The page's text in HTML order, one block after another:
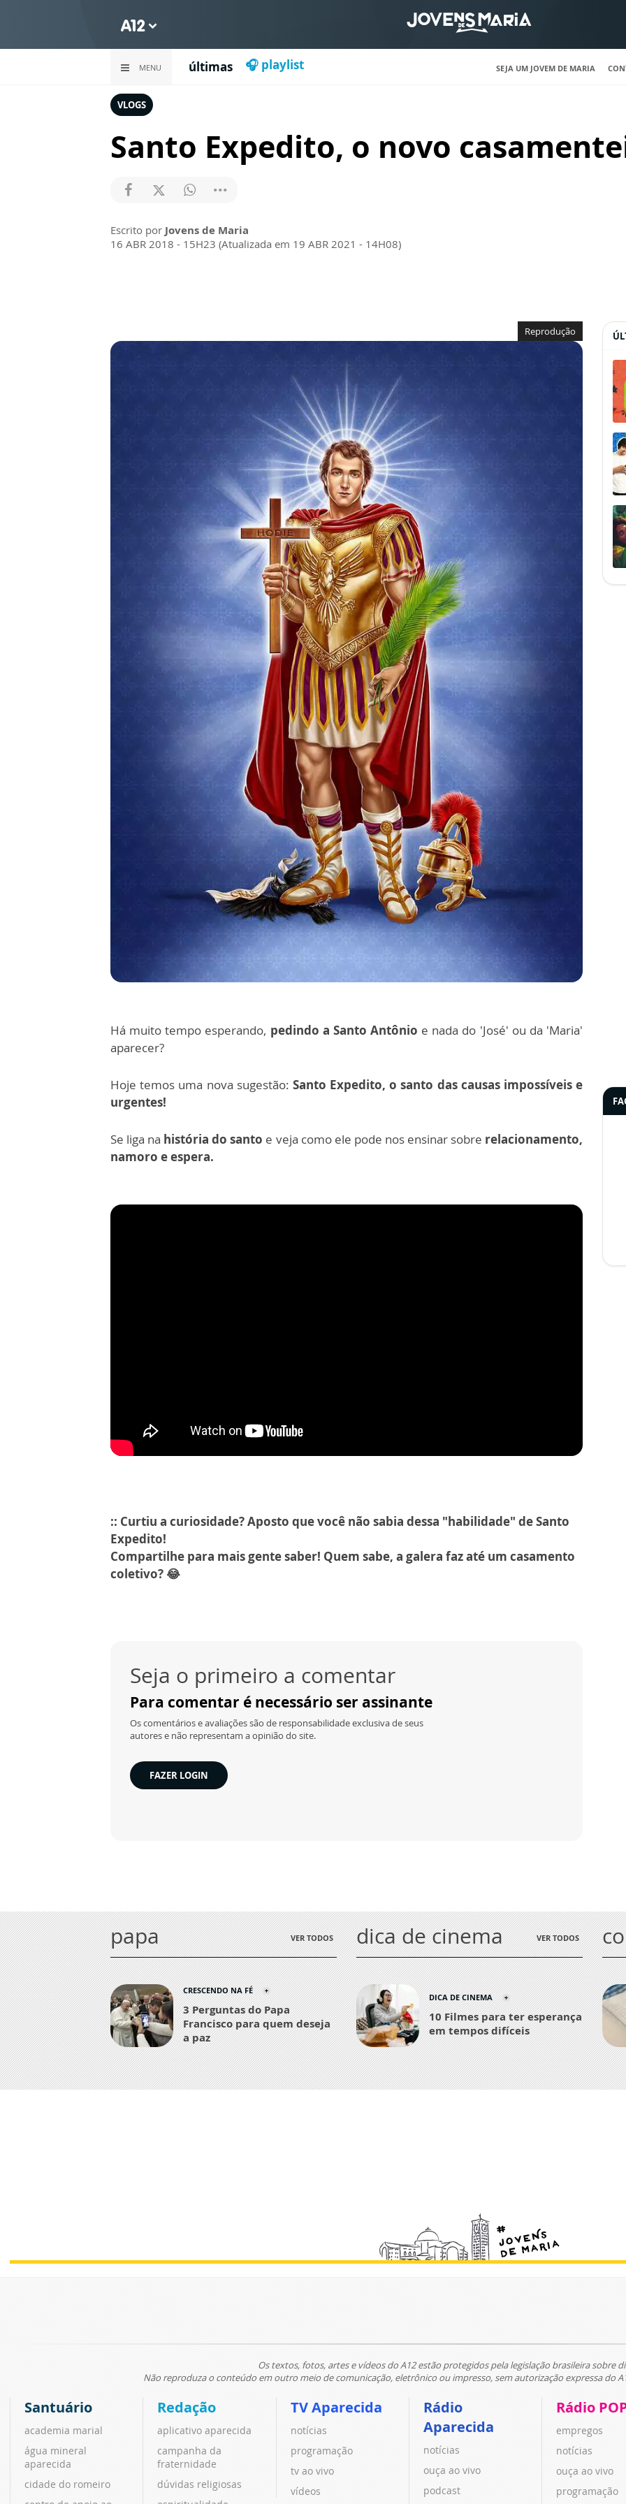
MENU últimas 🎧 playlist SEJA UM JOVEM DE MARIA
VLOGS
Santo Expedito, o novo
Escrito por Jovens de Maria
16 ABR 2018 - 15H23 (Atualizada em 19 ABR 2021 - 14H08)
Reprodução
Há muito tempo esperando, pedindo a Santo Antônio e nada do 'José' ou da 'Maria'
aparecer?
Hoje temos uma nova sugestão: Santo Expedito, o santo das causas impossíveis e
urgentes!
Se liga na história do santo e veja como ele pode nos ensinar sobre relacionamento,
namoro e espera.
:: Curtiu a curiosidade? Aposto que você não sabia dessa "habilidade" de Santo
Expedito!
Compartilhe para mais gente saber! Quem sabe, a galera faz até um casamento
coletivo? 😂
Seja o primeiro a comentar
Para comentar é necessário ser assinante
Os comentários e avaliações são de responsabilidade exclusiva de seus
autores e não representam a opinião do site.
FAZER LOGIN
papa VER TODOS
CRESCENDO NA FÉ
3 Perguntas do Papa
Francisco para quem deseja
a paz
dica de cinema VER TODOS
DICA DE CINEMA
10 Filmes para ter esperança
em tempos difíceis
Os textos, fotos, artes e vídeos do A12 estão protegidos pela legislação brasileira sobre
Não reproduza o conteúdo em outro meio de comunicação, eletrônico ou impresso, sem autorização expressa do
Santuário
academia marial
água mineral
aparecida
cidade do romeiro
Redação
aplicativo aparecida
campanha da
fraternidade
dúvidas religiosas
TV Aparecida
notícias
programação
tv ao vivo
vídeos
Rádio
Aparecida
notícias
ouça ao vivo
podcast
Rádio
empregos
notícias
ouça ao vivo
programação